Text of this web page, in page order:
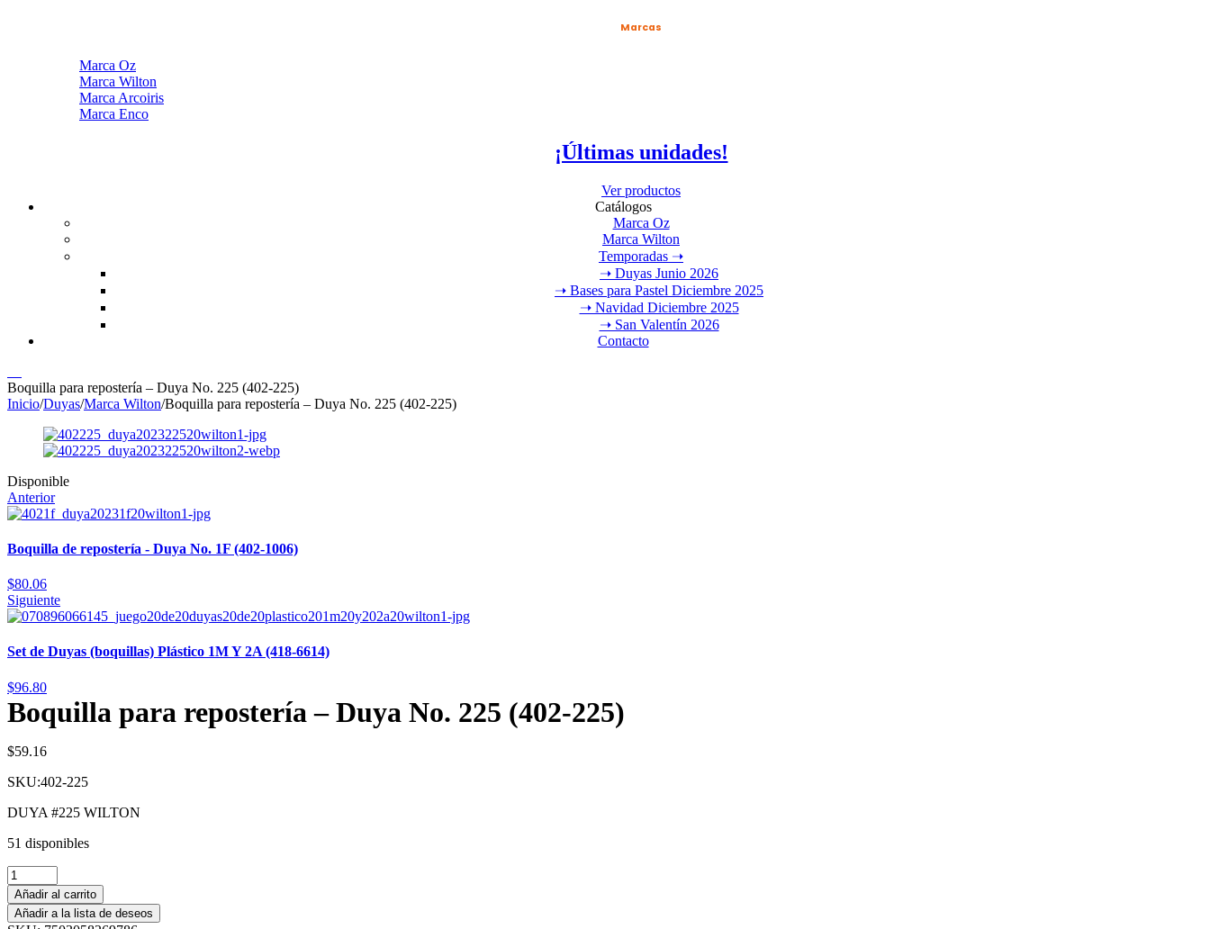
Marcas
Marca Oz
Marca Wilton
Marca Arcoiris
Marca Enco
¡Últimas unidades!
Ver productos
Catálogos
Marca Oz
Marca Wilton
Temporadas ➝
➝ Duyas Junio 2026
➝ Bases para Pastel Diciembre 2025
➝ Navidad Diciembre 2025
➝ San Valentín 2026
Contacto
Boquilla para repostería – Duya No. 225 (402-225)
Inicio/Duyas/Marca Wilton/Boquilla para repostería – Duya No. 225 (402-225)
Disponible
Anterior
Boquilla de repostería - Duya No. 1F (402-1006)
$80.06
Siguiente
Set de Duyas (boquillas) Plástico 1M Y 2A (418-6614)
$96.80
Boquilla para repostería – Duya No. 225 (402-225)
$59.16
SKU:402-225
DUYA #225 WILTON
51 disponibles
Quantity:
Añadir al carrito
Añadir a la lista de deseos